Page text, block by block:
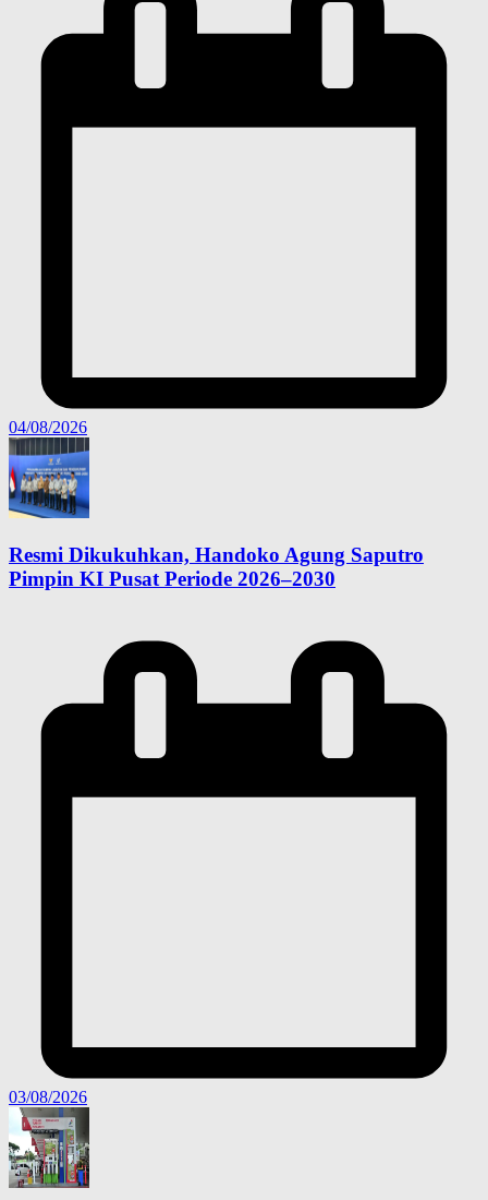
04/08/2026
Resmi Dikukuhkan, Handoko Agung Saputro
Pimpin KI Pusat Periode 2026–2030
03/08/2026